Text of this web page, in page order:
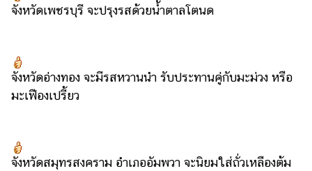
จังหวัดเพชรบุรี จะปรุงรสด้วยน้ำตาลโตนด
จังหวัดอ่างทอง จะมีรสหวานนำ รับประทานคู่กับมะม่วง หรือ
มะเฟืองเปรี้ยว
จังหวัดสมุทรสงคราม อำเภออัมพวา จะนิยมใส่ถั่วเหลืองต้ม